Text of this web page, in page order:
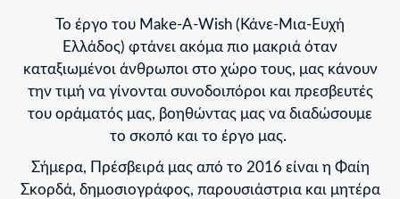
Το έργο του Make-A-Wish (Κάνε-Μια-Ευχή
Ελλάδος) φτάνει ακόμα πιο μακριά όταν
καταξιωμένοι άνθρωποι στο χώρο τους, μας κάνουν
την τιμή να γίνονται συνοδοιπόροι καιπρεσβευτές
του οράματός μας, βοηθώντας μας να διαδώσουμε
το σκοπό και το έργο μας.
Σήμερα, Πρέσβειρά μας από το 2016 είναι η Φαίη
Σκορδά, δημοσιογράφος, παρουσιάστρια και μητέρα